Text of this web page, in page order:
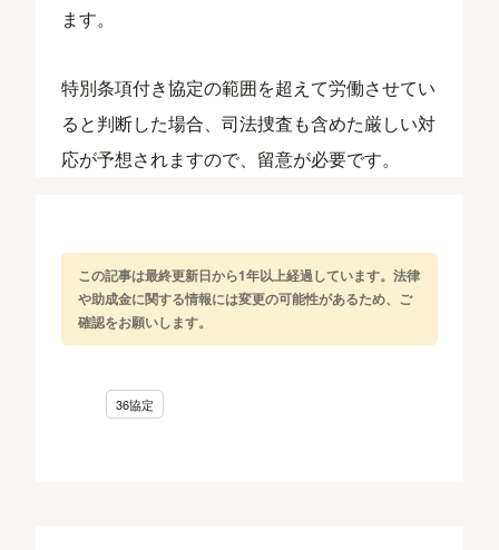
ます。
特別条項付き協定の範囲を超えて労働させてい
ると判断した場合、司法捜査も含めた厳しい対
応が予想されますので、留意が必要です。
この記事は最終更新日から1年以上経過しています。法律
や助成金に関する情報には変更の可能性があるため、ご
確認をお願いします。
36協定